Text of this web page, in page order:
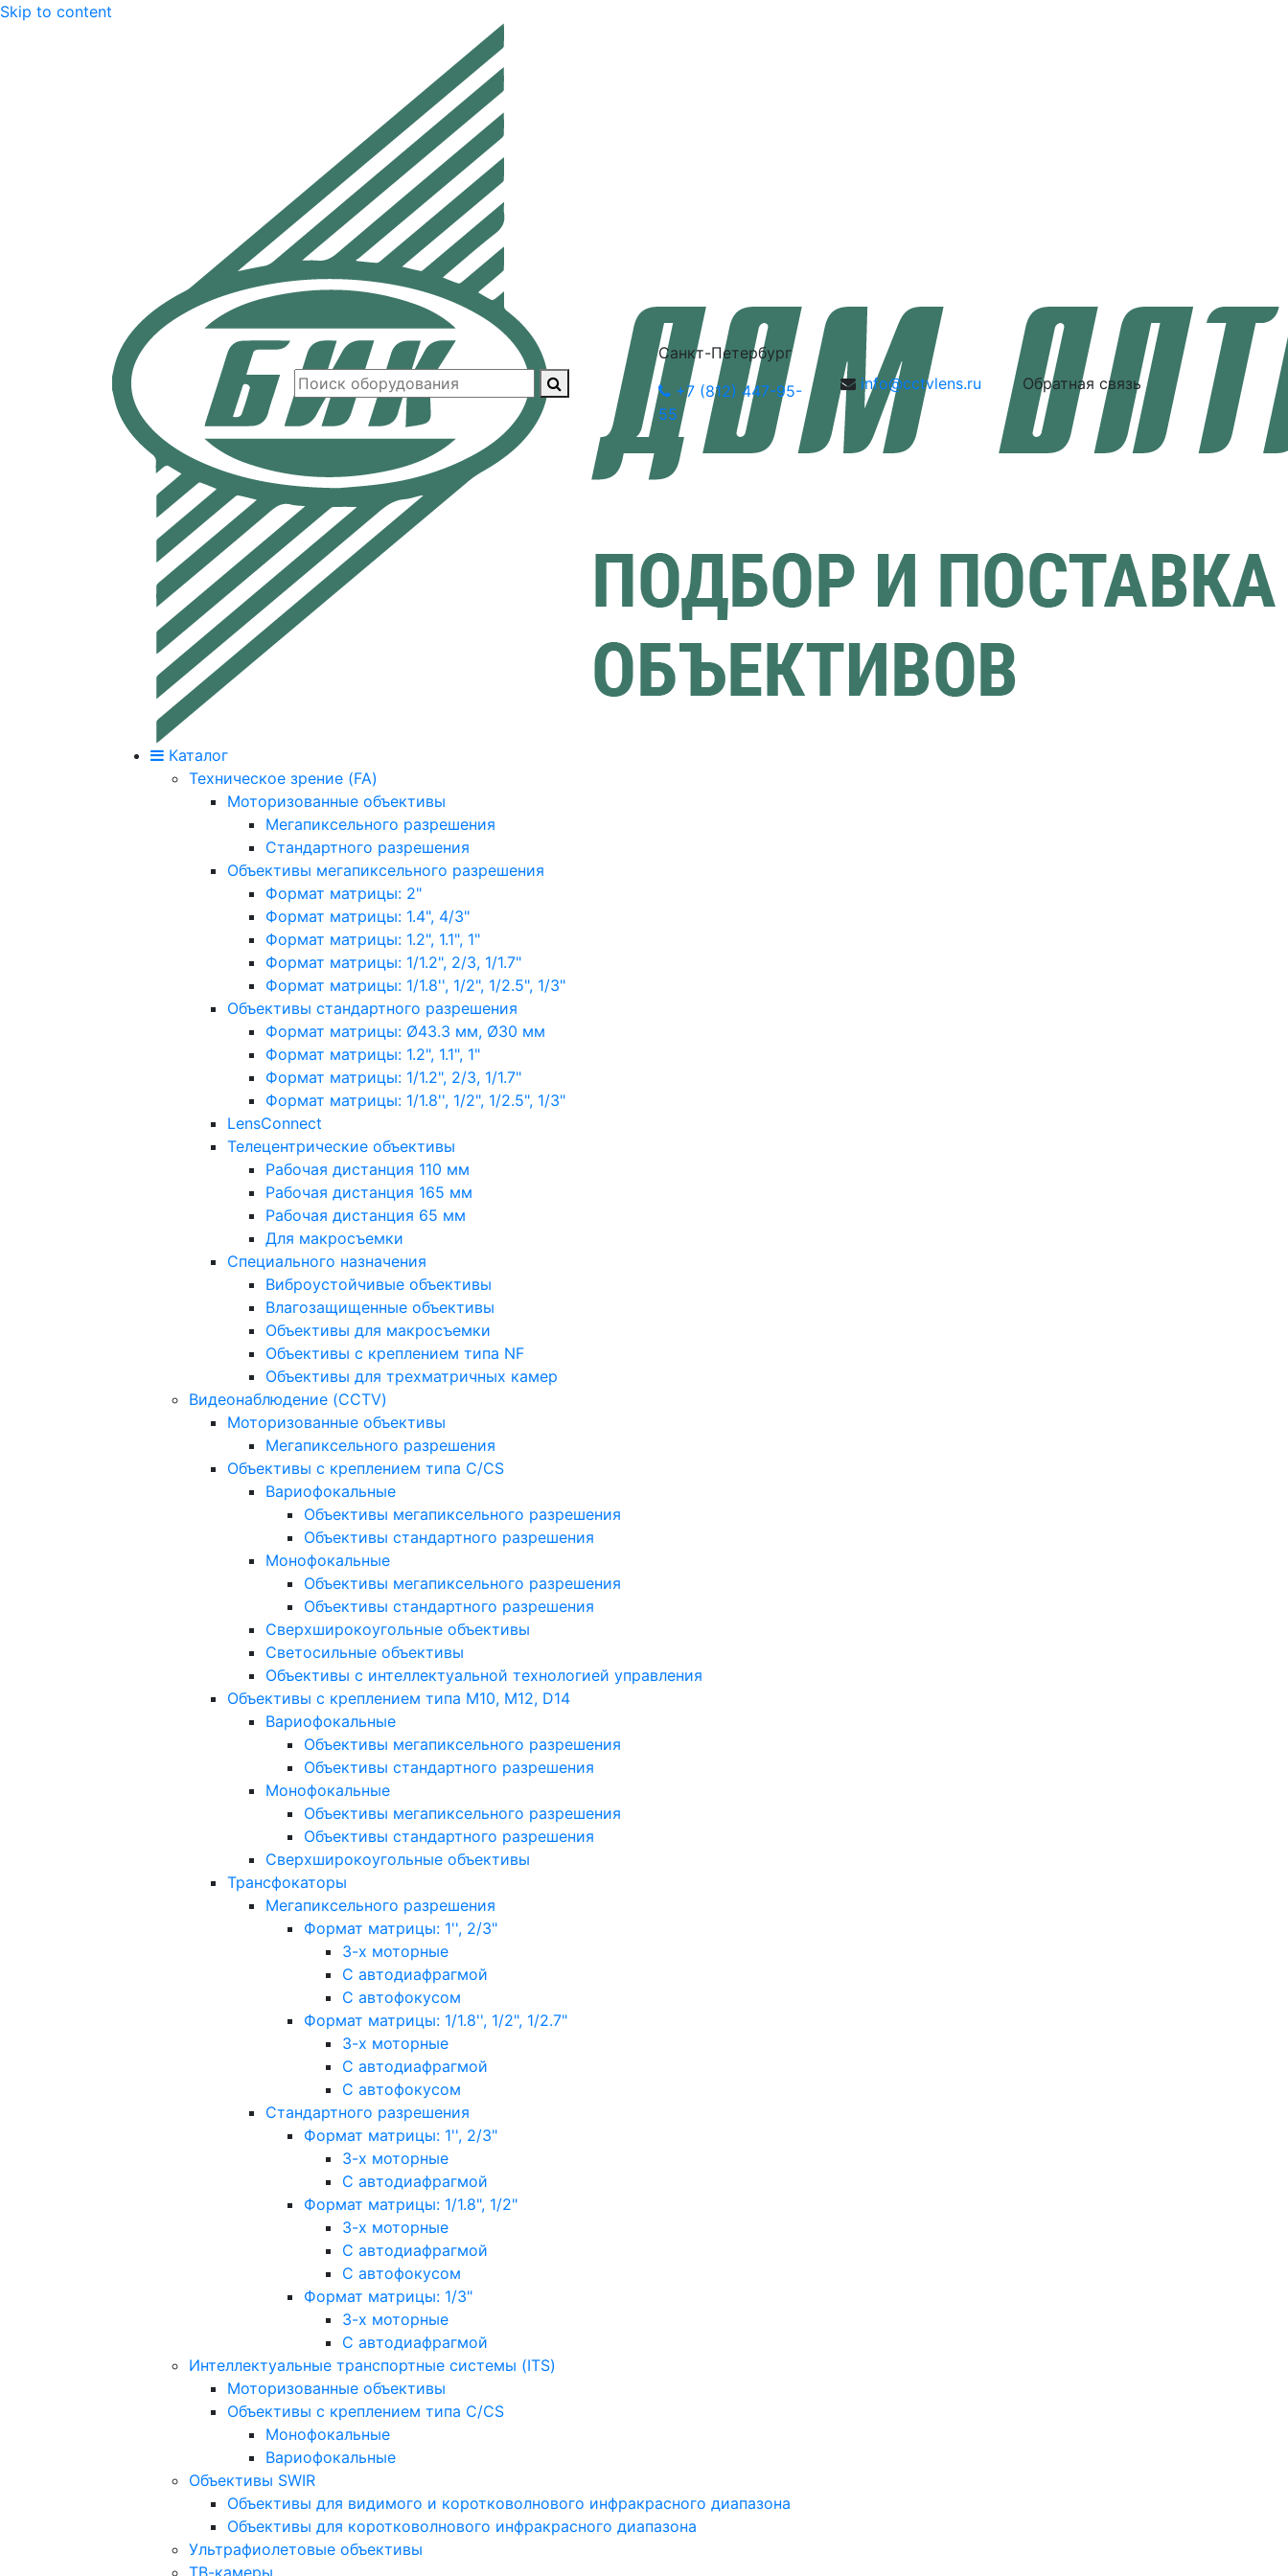
Skip to content
Санкт-Петербург
+7 (812) 447-95-
55
info@cctvlens.ru Обратная связь
Каталог
Техническое зрение (FA)
Моторизованные объективы
Мегапиксельного разрешения
Стандартного разрешения
Объективы мегапиксельного разрешения
Формат матрицы: 2"
Формат матрицы: 1.4", 4/3"
Формат матрицы: 1.2", 1.1", 1"
Формат матрицы: 1/1.2", 2/3, 1/1.7"
Формат матрицы: 1/1.8'', 1/2", 1/2.5", 1/3"
Объективы стандартного разрешения
Формат матрицы: Ø43.3 мм, Ø30 мм
Формат матрицы: 1.2", 1.1", 1"
Формат матрицы: 1/1.2", 2/3, 1/1.7"
Формат матрицы: 1/1.8'', 1/2", 1/2.5", 1/3"
LensConnect
Телецентрические объективы
Рабочая дистанция 110 мм
Рабочая дистанция 165 мм
Рабочая дистанция 65 мм
Для макросъемки
Специального назначения
Виброустойчивые объективы
Влагозащищенные объективы
Объективы для макросъемки
Объективы с креплением типа NF
Объективы для трехматричных камер
Видеонаблюдение (CCTV)
Моторизованные объективы
Мегапиксельного разрешения
Объективы с креплением типа C/CS
Вариофокальные
Объективы мегапиксельного разрешения
Объективы стандартного разрешения
Монофокальные
Объективы мегапиксельного разрешения
Объективы стандартного разрешения
Сверхширокоугольные объективы
Светосильные объективы
Объективы с интеллектуальной технологией управления
Объективы с креплением типа M10, M12, D14
Вариофокальные
Объективы мегапиксельного разрешения
Объективы стандартного разрешения
Монофокальные
Объективы мегапиксельного разрешения
Объективы стандартного разрешения
Сверхширокоугольные объективы
Трансфокаторы
Мегапиксельного разрешения
Формат матрицы: 1'', 2/3"
3-х моторные
С автодиафрагмой
С автофокусом
Формат матрицы: 1/1.8'', 1/2", 1/2.7"
3-х моторные
С автодиафрагмой
С автофокусом
Стандартного разрешения
Формат матрицы: 1'', 2/3"
3-х моторные
С автодиафрагмой
Формат матрицы: 1/1.8", 1/2"
3-х моторные
С автодиафрагмой
С автофокусом
Формат матрицы: 1/3"
3-х моторные
С автодиафрагмой
Интеллектуальные транспортные системы (ITS)
Моторизованные объективы
Объективы с креплением типа C/CS
Монофокальные
Вариофокальные
Объективы SWIR
Объективы для видимого и коротковолнового инфракрасного диапазона
Объективы для коротковолнового инфракрасного диапазона
Ультрафиолетовые объективы
ТВ-камеры